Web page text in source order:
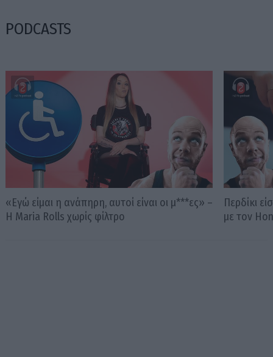
PODCASTS
«Εγώ είμαι η ανάπηρη, αυτοί είναι οι μ***ες» –
Η Maria Rolls χωρίς φίλτρο
Περδίκι
με τον